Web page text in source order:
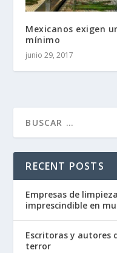
Mexicanos exigen
mínimo
junio 29, 2017
RECENT POSTS
Empresas de
imprescindible en
Escritoras y autores
terror